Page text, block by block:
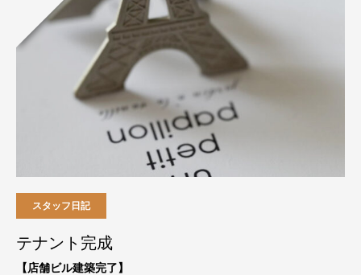
スタッフ日記
テナント完成
【店舗ビル建築完了】